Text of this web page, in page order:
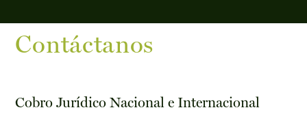
Contáctanos
Cobro Jurídico Nacional e Internacional